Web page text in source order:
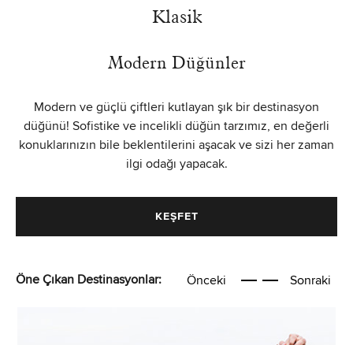
Klasik
Modern Düğünler
Modern ve güçlü çiftleri kutlayan şık bir destinasyon
düğünü! Sofistike ve incelikli düğün tarzımız, en değerli
konuklarınızın bile beklentilerini aşacak ve sizi her zaman
ilgi odağı yapacak.
KEŞFET
Öne Çıkan Destinasyonlar: Önceki Sonraki